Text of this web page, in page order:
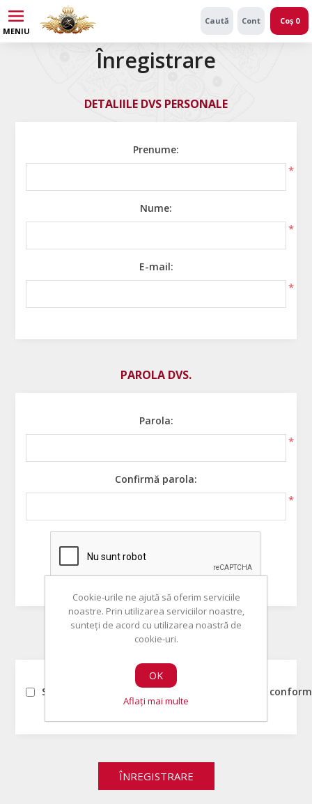
MENIU
Caută Cont Coș 0
Înregistrare
DETALIILE DVS PERSONALE
Prenume:
*
Nume:
*
E-mail:
*
PAROLA DVS.
Parola:
*
Confirmă parola:
*
ACORDUL UTILIZATORULUI
Sunt de acord ca datele mele sa fie prelucrate
Cookie-urile ne ajută să oferim serviciile
noastre. Prin utilizarea serviciilor noastre,
sunteți de acord cu utilizarea noastră de
cookie-uri.
OK
Aflați mai multe